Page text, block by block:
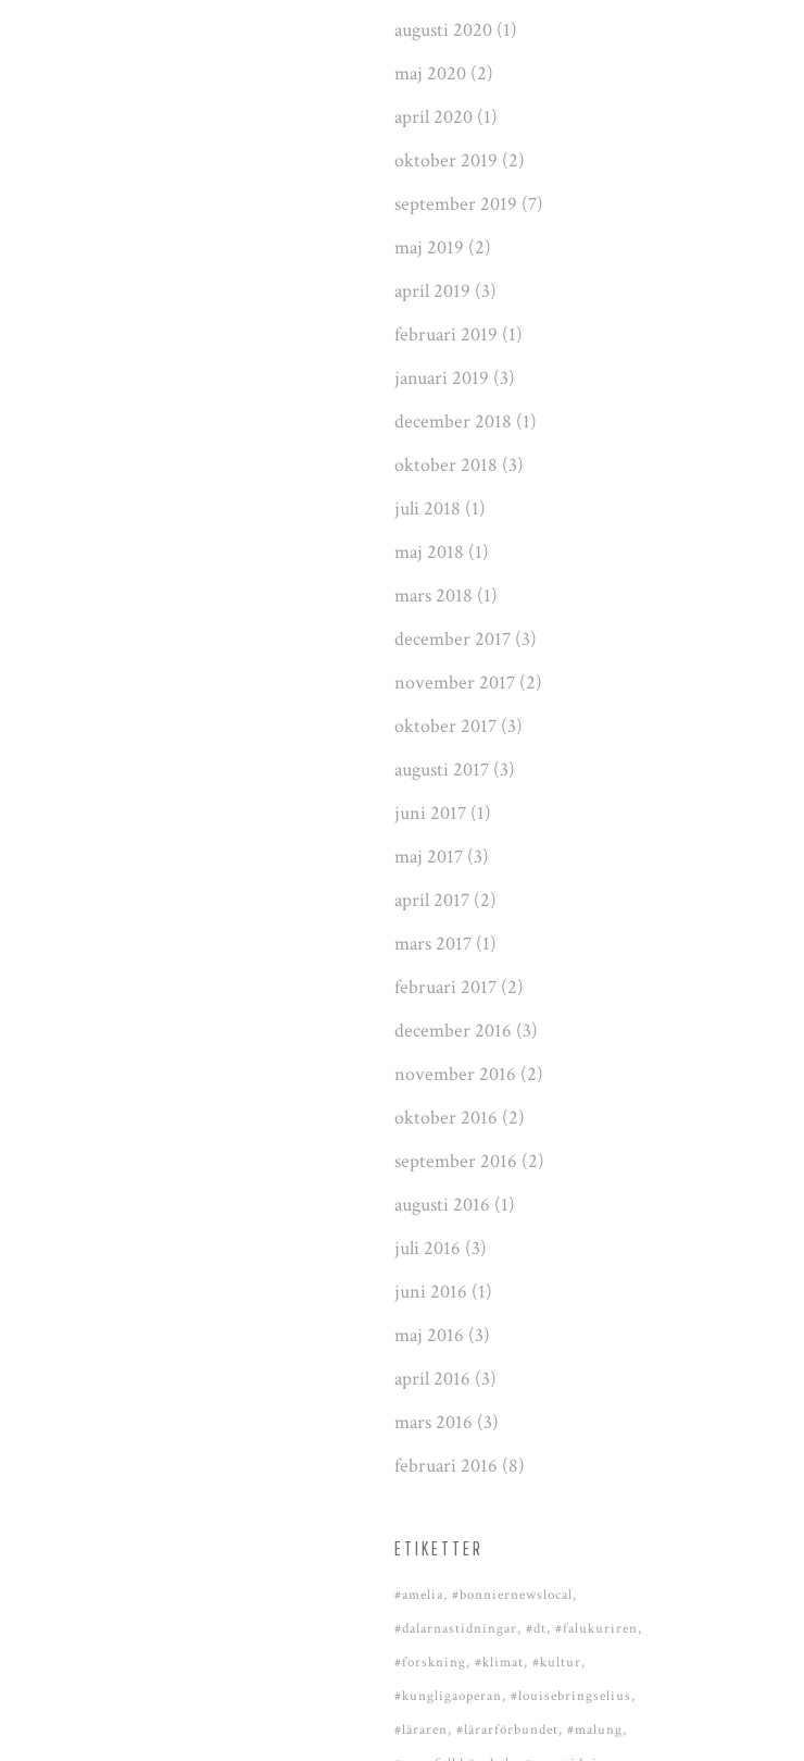
augusti 2020 (1)
maj 2020 (2)
april 2020 (1)
oktober 2019 (2)
september 2019 (7)
maj 2019 (2)
april 2019 (3)
februari 2019 (1)
januari 2019 (3)
december 2018 (1)
oktober 2018 (3)
juli 2018 (1)
maj 2018 (1)
mars 2018 (1)
december 2017 (3)
november 2017 (2)
oktober 2017 (3)
augusti 2017 (3)
juni 2017 (1)
maj 2017 (3)
april 2017 (2)
mars 2017 (1)
februari 2017 (2)
december 2016 (3)
november 2016 (2)
oktober 2016 (2)
september 2016 (2)
augusti 2016 (1)
juli 2016 (3)
juni 2016 (1)
maj 2016 (3)
april 2016 (3)
mars 2016 (3)
februari 2016 (8)
ETIKETTER
#amelia #bonniernewslocal
#dalarnastidningar #dt #falukuriren
#forskning #klimat #kultur
#kungligaoperan #louisebringselius
#läraren #lärarförbundet #malung